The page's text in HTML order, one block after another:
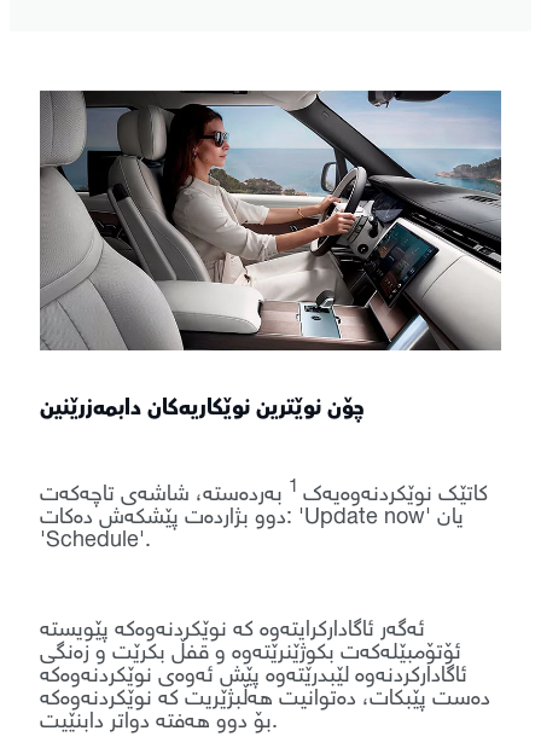
چۆن نوێترین نوێکاریەکان دابمەزرێنین
کاتێک نوێکردنەوەیەک بەردەستە، شاشەی تاچەکەت
دوو بژاردەت پێشکەش دەکات: 'Update now' یان
'Schedule'.
ئەگەر ئاگادارکرایتەوە کە نوێکردنەوەکە پێویستە
ئۆتۆمبێلەکەت بکوژێنرێتەوە و قفڵ بکرێت و زەنگی
ئاگادارکردنەوە لێبدرێتەوە پێش ئەوەی نوێکردنەوەکە
دەست پێبکات، دەتوانیت هەڵبژێریت کە نوێکردنەوەکە
بۆ دوو هەفتە دواتر دابنێیت.